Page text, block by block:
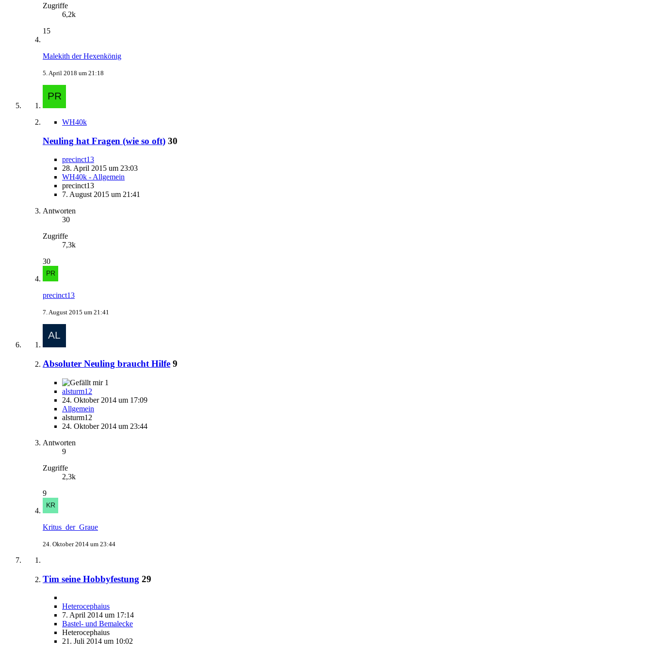
Zugriffe
6,2k
15
Malekith der Hexenkönig
5. April 2018 um 21:18
WH40k
Neuling hat Fragen (wie so oft) 30
precinct13
28. April 2015 um 23:03
WH40k - Allgemein
precinct13
7. August 2015 um 21:41
Antworten
30
Zugriffe
7,3k
30
precinct13
7. August 2015 um 21:41
Absoluter Neuling braucht Hilfe 9
1
alsturm12
24. Oktober 2014 um 17:09
Allgemein
alsturm12
24. Oktober 2014 um 23:44
Antworten
9
Zugriffe
2,3k
9
Kritus_der_Graue
24. Oktober 2014 um 23:44
Tim seine Hobbyfestung 29
Heterocephaius
7. April 2014 um 17:14
Bastel- und Bemalecke
Heterocephaius
21. Juli 2014 um 10:02